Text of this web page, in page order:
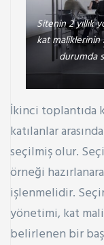
Sitenin 2 yıllık
kat maliklerinin
durumda
İkinci toplantıda
katılanlar
seçilmiş olur.
örneği
işlenmelidir.
yönetimi, kat
belirlenen bir